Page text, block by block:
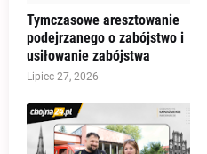
Tymczasowe aresztowanie
podejrzanego o zabójstwo i
usiłowanie zabójstwa
Lipiec 27, 2026